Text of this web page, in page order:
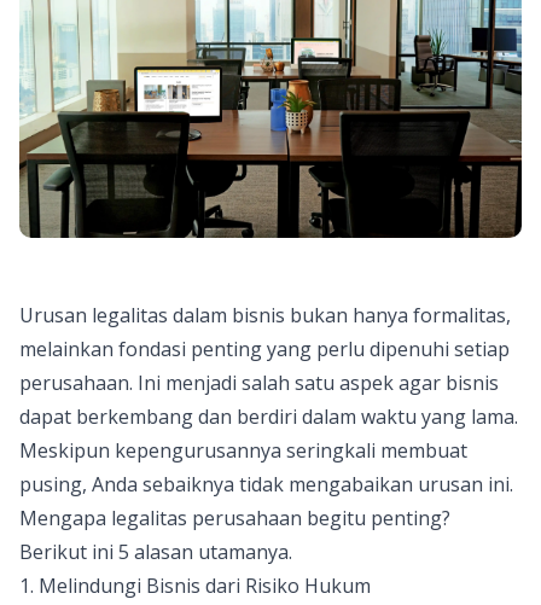
Urusan legalitas dalam bisnis bukan hanya formalitas,
melainkan fondasi penting yang perlu dipenuhi setiap
perusahaan. Ini menjadi salah satu aspek agar bisnis
dapat berkembang dan berdiri dalam waktu yang lama.
Meskipun kepengurusannya seringkali membuat
pusing, Anda sebaiknya tidak mengabaikan urusan ini.
Mengapa legalitas perusahaan begitu penting?
Berikut ini 5 alasan utamanya.
1. Melindungi Bisnis dari Risiko Hukum